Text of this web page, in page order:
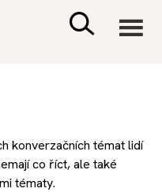
konverzačních témat lidí
co říct, ale také
tématy.